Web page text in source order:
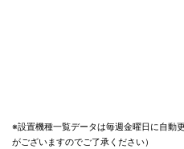
※設置機種一覧データは毎週金曜日に自動
がございますのでご了承ください）